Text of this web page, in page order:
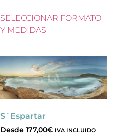
SELECCIONAR FORMATO
Y MEDIDAS
S´Espartar
Desde 177,00€ IVA INCLUIDO